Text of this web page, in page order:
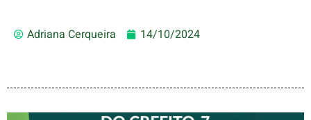
Adriana Cerqueira 14/10/2024